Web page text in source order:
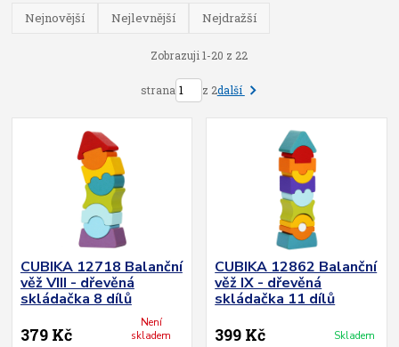
Nejnovější Nejlevnější Nejdražší
Zobrazuji 1-20 z 22
strana z 2další
CUBIKA 12718 Balanční
věž VIII - dřevěná
skládačka 8 dílů
379 Kč
Není
skladem
CUBIKA 12862 Balanční
věž IX - dřevěná
skládačka 11 dílů
399 Kč Skladem